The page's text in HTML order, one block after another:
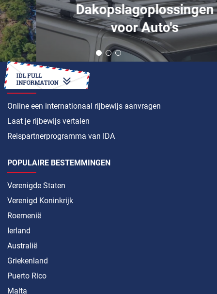
Dakopslagoplossingen
voor Auto's
HOE
Online een internationaal rijbewijs aanvragen
Laat je rijbewijs vertalen
Reispartnerprogramma van IDA
POPULAIRE BESTEMMINGEN
Verenigde Staten
Verenigd Koninkrijk
Roemenië
Ierland
Australië
Griekenland
Puerto Rico
Malta